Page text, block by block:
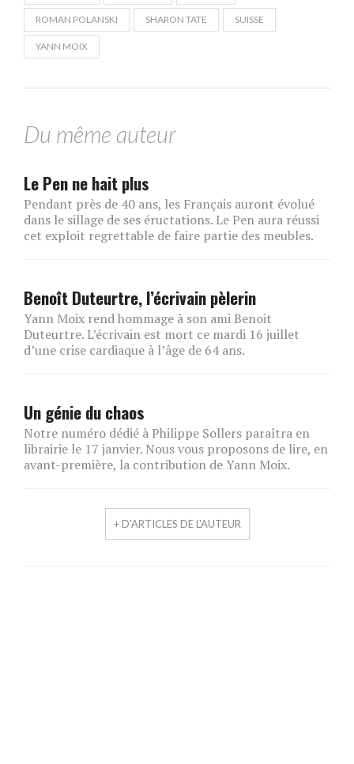
ROMAN POLANSKI SHARON TATE SUISSE
YANN MOIX
Du même auteur
Le Pen ne hait plus
Pendant près de 40 ans, les Français auront évolué
dans le sillage de ses éructations. Le Pen aura réussi
cet exploit regrettable de faire partie des meubles.
Benoît Duteurtre, l’écrivain pèlerin
Yann Moix rend hommage à son ami Benoit
Duteurtre. L’écrivain est mort ce mardi 16 juillet
d’une crise cardiaque à l’âge de 64 ans.
Un génie du chaos
Notre numéro dédié à Philippe Sollers paraîtra en
librairie le 17 janvier. Nous vous proposons de lire, en
avant-première, la contribution de Yann Moix.
+ D'ARTICLES DE L'AUTEUR